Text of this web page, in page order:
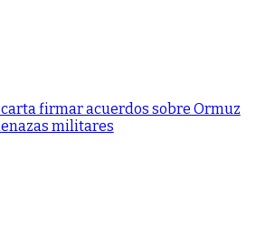
firmar acuerdos sobre Ormuz
militares